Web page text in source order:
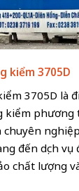
kiểm 3705D
3705D là
kiểm phương
đến dịch
chất lượng